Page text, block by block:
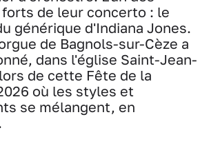
de leur concerto : le
générique d'Indiana Jones.
de Bagnols-sur-Cèze a
dans l'église Saint-Jean-
de cette Fête de la
où les styles et
se mélangent, en